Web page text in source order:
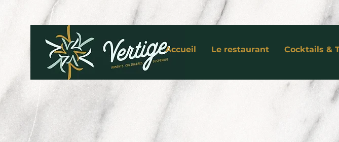
Accueil Le restaurant Cocktails &